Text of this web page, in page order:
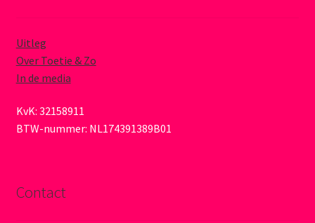
Uitleg
Over Toetie & Zo
In de media
KvK: 32158911
BTW-nummer: NL174391389B01
Contact